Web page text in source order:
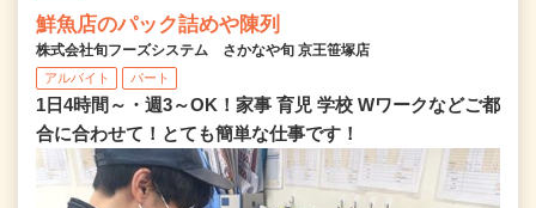
鮮魚店のパック詰めや陳列
株式会社旬フーズシステム さかなや旬 京王笹塚店
アルバイト パート
1日4時間～・週3～OK！家事 育児 学校 Wワークなどご都
合に合わせて！とても簡単な仕事です！